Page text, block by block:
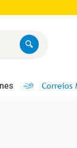
Correios